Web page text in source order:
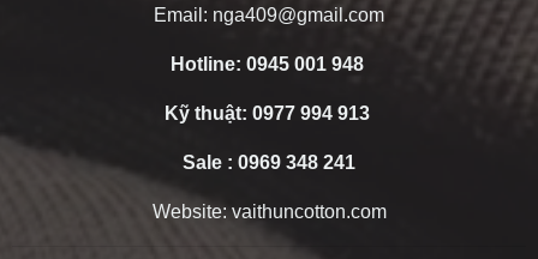
Email: nga409@gmail.com
Hotline: 0945 001 948
Kỹ thuật: 0977 994 913
Sale : 0969 348 241
Website: vaithuncotton.com